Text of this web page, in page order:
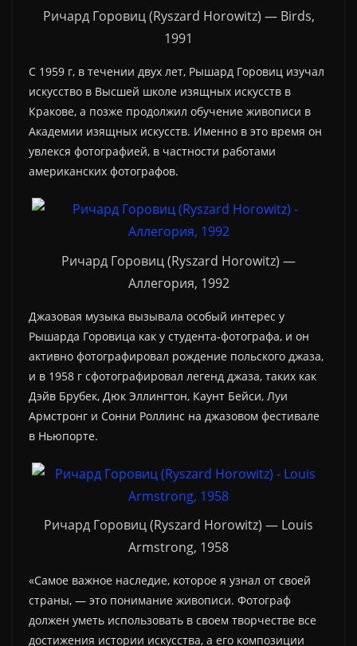
Ричард Горовиц (Ryszard Horowitz) — Birds,
1991
С 1959 г, в течении двух лет, Рышард Горовиц изучал
искусство в Высшей школе изящных искусств в
Кракове, а позже продолжил обучение живописи в
Академии изящных искусств. Именно в это время он
увлекся фотографией, в частности работами
американских фотографов.
Ричард Горовиц (Ryszard Horowitz) —
Аллегория, 1992
Джазовая музыка вызывала особый интерес у
Рышарда Горовица как у студента-фотографа, и он
активно фотографировал рождение польского джаза,
и в 1958 г сфотографировал легенд джаза, таких как
Дэйв Брубек, Дюк Эллингтон, Каунт Бейси, Луи
Армстронг и Сонни Роллинс на джазовом фестивале
в Ньюпорте.
Ричард Горовиц (Ryszard Horowitz) — Louis
Armstrong, 1958
«Самое важное наследие, которое я узнал от своей
страны, — это понимание живописи. Фотограф
должен уметь использовать в своем творчестве все
достижения истории искусства, а его композиции